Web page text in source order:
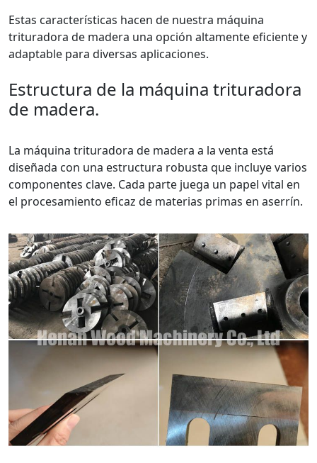
Estas características hacen de nuestra máquina
trituradora de madera una opción altamente eficiente y
adaptable para diversas aplicaciones.
Estructura de la máquina trituradora
de madera.
La máquina trituradora de madera a la venta está
diseñada con una estructura robusta que incluye varios
componentes clave. Cada parte juega un papel vital en
el procesamiento eficaz de materias primas en aserrín.